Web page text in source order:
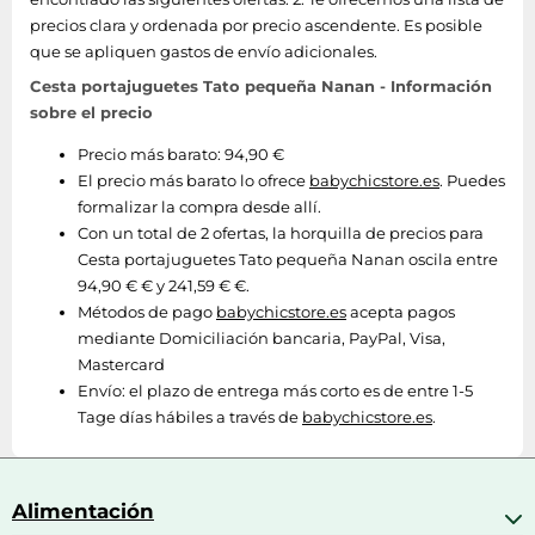
precios clara y ordenada por precio ascendente. Es posible
que se apliquen gastos de envío adicionales.
Cesta portajuguetes Tato pequeña Nanan - Información
sobre el precio
Precio más barato: 94,90 €
El precio más barato lo ofrece babychicstore.es. Puedes
formalizar la compra desde allí.
Con un total de 2 ofertas, la horquilla de precios para
Cesta portajuguetes Tato pequeña Nanan oscila entre
94,90 € € y 241,59 € €.
Métodos de pago babychicstore.esacepta pagos
mediante Domiciliación bancaria, PayPal, Visa,
Mastercard
Envío: el plazo de entrega más corto es de entre 1-5
Tage días hábiles a través de babychicstore.es.
Alimentación